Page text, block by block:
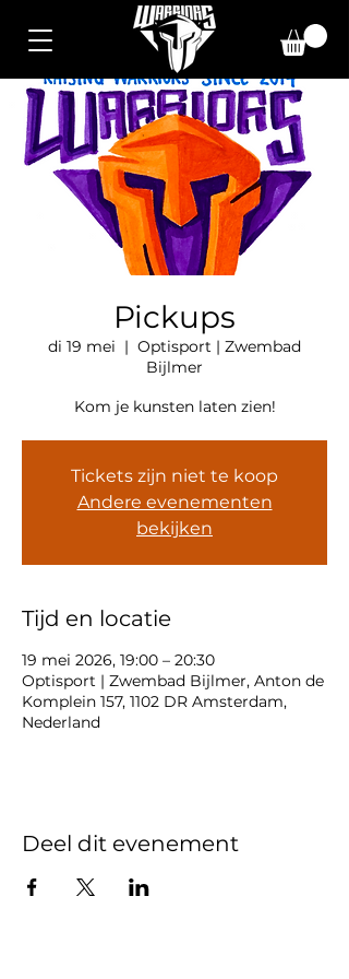
Pickups
di 19 mei
  |
Optisport | Zwembad
Bijlmer
Kom je kunsten laten zien!
Tickets zijn niet te koop
Andere evenementen
bekijken
Tijd en locatie
19 mei 2026, 19:00 – 20:30
Optisport | Zwembad Bijlmer, Anton de
Komplein 157, 1102 DR Amsterdam,
Nederland
Deel dit evenement